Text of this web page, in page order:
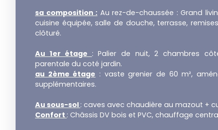
sa composition : Au rez-de-chaussée : Grand
cuisine équipée, salle de douche, terrasse,
clôturé.
Au 1er étage : Palier de nuit, 2 chambres
parentale du coté jardin.
au 2ème étage : vaste grenier de 60 m²,
supplémentaires.
Au sous-sol : caves avec chaudière au mazout +
Confort : Châssis DV bois et PVC, chauffage